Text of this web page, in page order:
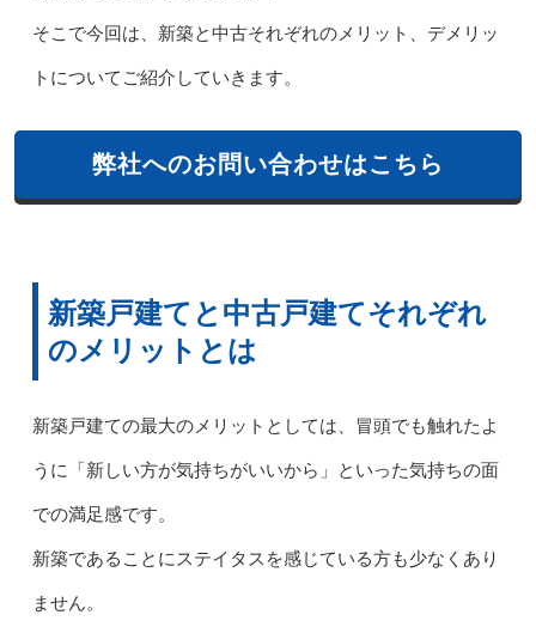
そこで今回は、新築と中古それぞれのメリット、デメリッ
トについてご紹介していきます。
弊社へのお問い合わせはこちら
新築戸建てと中古戸建てそれぞれ
のメリットとは
新築戸建ての最大のメリットとしては、冒頭でも触れたよ
うに「新しい方が気持ちがいいから」といった気持ちの面
での満足感です。
新築であることにステイタスを感じている方も少なくあり
ません。